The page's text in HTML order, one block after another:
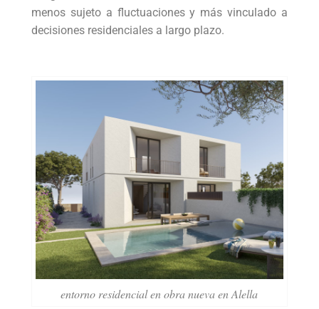
menos sujeto a fluctuaciones y más vinculado a
decisiones residenciales a largo plazo.
entorno residencial en obra nueva en Alella